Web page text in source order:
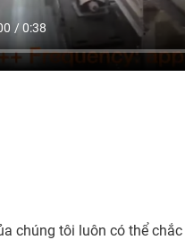
chúng tôi luôn có thể